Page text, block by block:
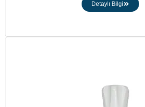
Detaylı Bilgi